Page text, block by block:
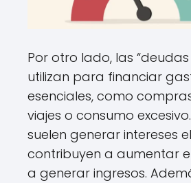
Por otro lado, las
utilizan para financiar
esenciales, como
viajes o consumo
suelen generar intereses
contribuyen a aumentar
a generar ingresos.